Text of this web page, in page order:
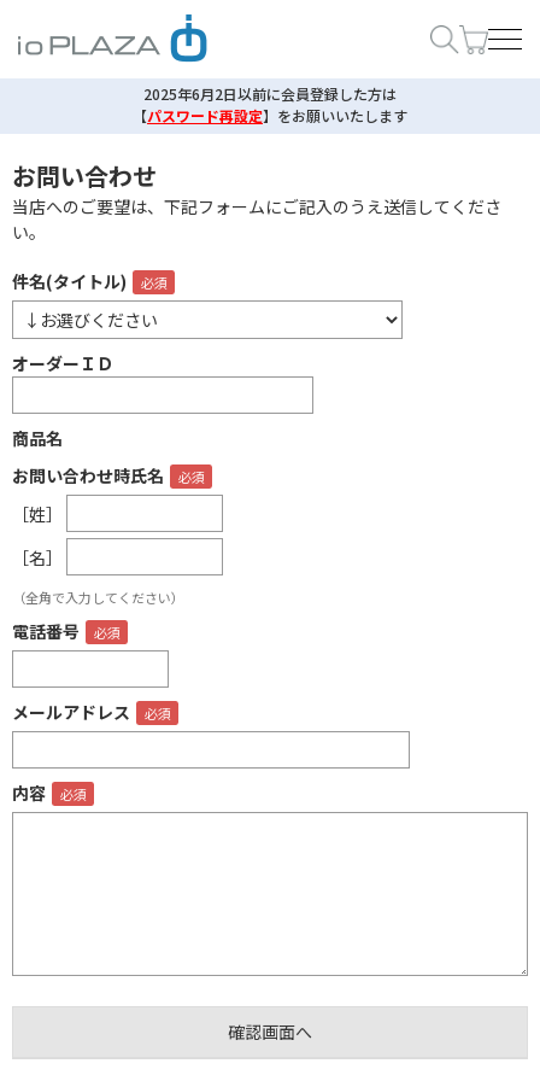
2025年6月2日以前に会員登録した方は
【パスワード再設定】 をお願いいたします
お問い合わせ
当店へのご要望は、下記フォームにご記入のうえ送信してくださ
い。
件名(タイトル)
オーダーＩＤ
商品名
お問い合わせ時氏名
［姓］
［名］
（全角で入力してください）
電話番号
メールアドレス
内容